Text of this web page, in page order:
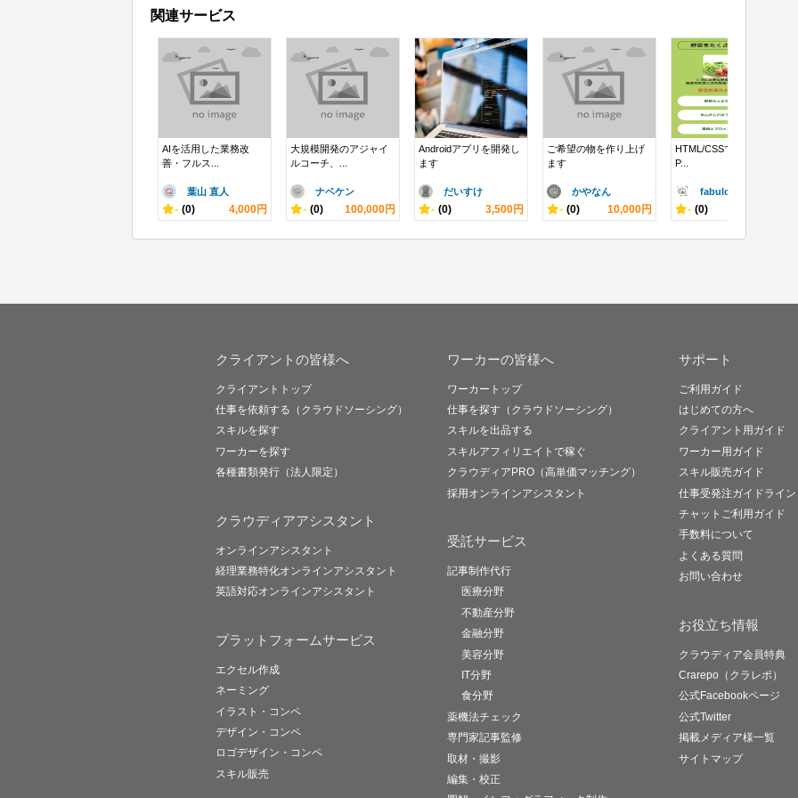
関連サービス
AIを活用した業務改
善・フルス...
葉山 直人
- (0) 4,000円
大規模開発のアジャイ
ルコーチ、...
ナベケン
- (0) 100,000円
Androidアプリを開発し
ます
だいすけ
- (0) 3,500円
ご希望の物を作り上げ
ます
かやなん
- (0) 10,000円
HTML/CSSで高品質なL
P...
fabulo..
- (0)
クライアントの皆様へ
クライアントトップ
仕事を依頼する（クラウドソーシング）
スキルを探す
ワーカーを探す
各種書類発行（法人限定）
クラウディアアシスタント
オンラインアシスタント
経理業務特化オンラインアシスタント
英語対応オンラインアシスタント
プラットフォームサービス
エクセル作成
ネーミング
イラスト・コンペ
デザイン・コンペ
ロゴデザイン・コンペ
スキル販売
ワーカーの皆様へ
ワーカートップ
仕事を探す（クラウドソーシング）
スキルを出品する
スキルアフィリエイトで稼ぐ
クラウディアPRO（高単価マッチング）
採用オンラインアシスタント
受託サービス
記事制作代行
医療分野
不動産分野
金融分野
美容分野
IT分野
食分野
薬機法チェック
専門家記事監修
取材・撮影
編集・校正
サポート
ご利用ガイド
はじめての方へ
クライアント用ガイド
ワーカー用ガイド
スキル販売ガイド
仕事受発注ガイドライン
チャットご利用ガイド
手数料について
よくある質問
お問い合わせ
お役立ち情報
クラウディア会員特典
Crarepo（クラレポ）
公式Facebookページ
公式Twitter
掲載メディア様一覧
サイトマップ